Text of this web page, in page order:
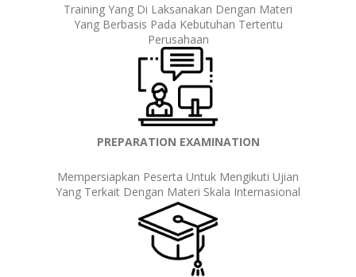
Training Yang Di Laksanakan Dengan Materi
Yang Berbasis Pada Kebutuhan Tertentu
Perusahaan
PREPARATION EXAMINATION
Mempersiapkan Peserta Untuk Mengikuti Ujian
Yang Terkait Dengan Materi Skala Internasional